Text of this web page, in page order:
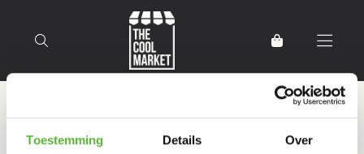
Toestemming Details Over
Producten getagd met Chewie